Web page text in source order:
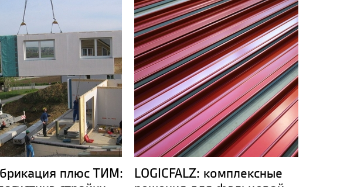
плюс ТИМ:
LOGICFALZ: комплексные